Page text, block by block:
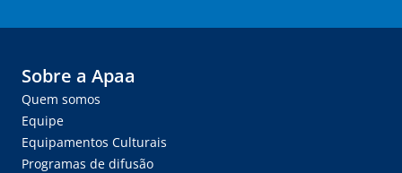
Sobre a Apaa
Quem somos
Equipe
Equipamentos Culturais
Programas de difusão